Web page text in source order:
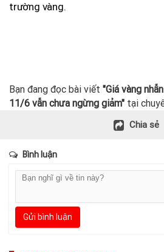
trường vàng.
Bạn đang đọc bài viết "Giá vàng
11/6 vẫn chưa ngừng giảm" tại
Chia sẻ
Bình luận
Gửi bình luận